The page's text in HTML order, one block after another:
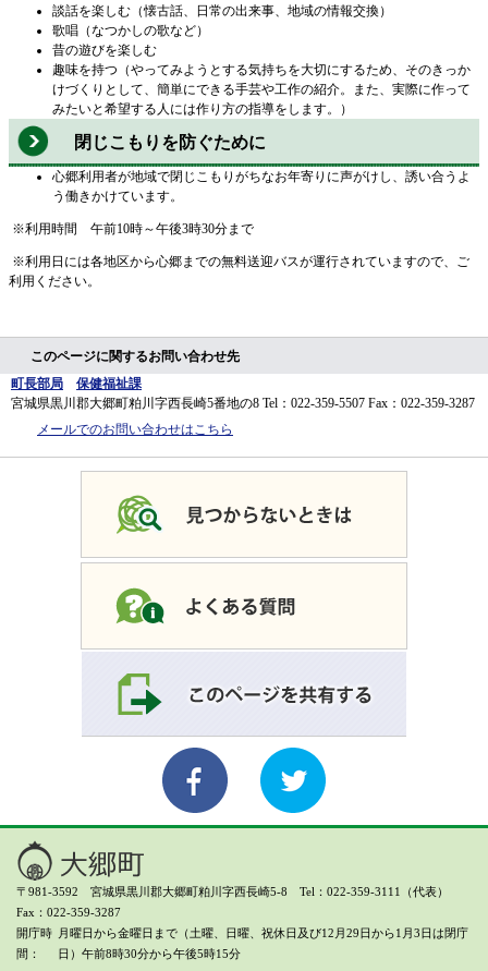
談話を楽しむ（懐古話、日常の出来事、地域の情報交換）
歌唱（なつかしの歌など）
昔の遊びを楽しむ
趣味を持つ（やってみようとする気持ちを大切にするため、そのきっか
けづくりとして、簡単にできる手芸や工作の紹介。また、実際に作って
みたいと希望する人には作り方の指導をします。）
閉じこもりを防ぐために
心郷利用者が地域で閉じこもりがちなお年寄りに声がけし、誘い合うよ
う働きかけています。
※利用時間 午前10時～午後3時30分まで
※利用日には各地区から心郷までの無料送迎バスが運行されていますので、ご
利用ください。
このページに関するお問い合わせ先
町長部局
保健福祉課
宮城県黒川郡大郷町粕川字西長崎5番地の8 Tel：022-359-5507 Fax：022-359-3287
メールでのお問い合わせはこちら
〒981-3592 宮城県黒川郡大郷町粕川字西長崎5-8 Tel：022-359-3111（代表）
Fax：022-359-3287
開庁時
間
月曜日から金曜日まで（土曜、日曜、祝休日及び12月29日から1月3日は閉庁
日） 午前8時30分から午後5時15分